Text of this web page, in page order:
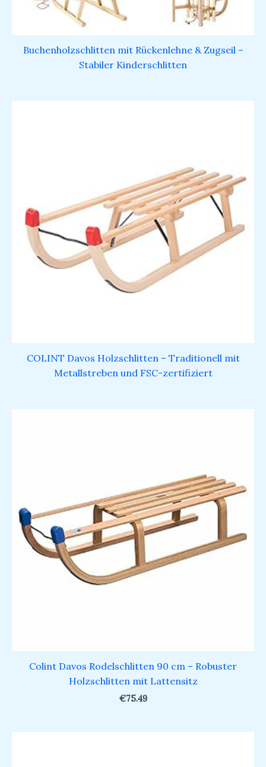
Buchenholzschlitten mit Rückenlehne & Zugseil –
Stabiler Kinderschlitten
COLINT Davos Holzschlitten – Traditionell mit
Metallstreben und FSC-zertifiziert
Colint Davos Rodelschlitten 90 cm – Robuster
Holzschlitten mit Lattensitz
€75.49